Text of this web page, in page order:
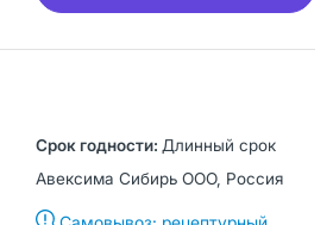
Длинный срок
Авексима Сибирь ООО, Россия